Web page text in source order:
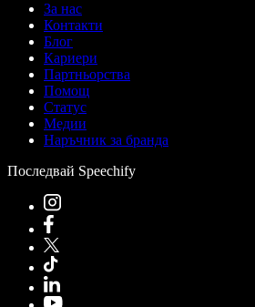
За нас
Контакти
Блог
Кариери
Партньорства
Помощ
Статус
Медии
Наръчник за бранда
Последвай Speechify